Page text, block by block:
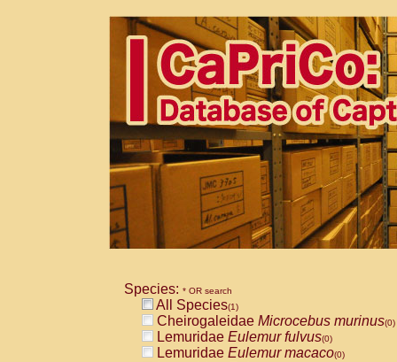
Species: * OR search
All Species(1)
Cheirogaleidae Microcebus murinus(0)
Lemuridae Eulemur fulvus(0)
Lemuridae Eulemur macaco(0)